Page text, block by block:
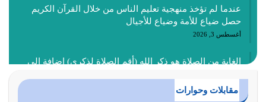
عندما لم تؤخذ منهجية تعليم الناس من خلال القرآن الكريم
حصل ضياع للأمة وضياع للأجيال
أغسطس 3, 2026
الغاية من الصلاة هو ذكر الله (أقم الصلاة لذكري) إضافة إلى
أغسطس 2, 2026
مقابلات وحوارات